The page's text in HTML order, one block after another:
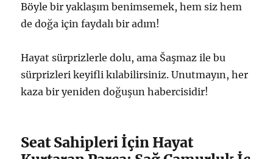
Böyle bir yaklaşım benimsemek, hem siz hem
de doğa için faydalı bir adım!
Hayat sürprizlerle dolu, ama Šaşmaz ile bu
sürprizleri keyifli kılabilirsiniz. Unutmayın, her
kaza bir yeniden doğuşun habercisidir!
Seat Sahipleri İçin Hayat